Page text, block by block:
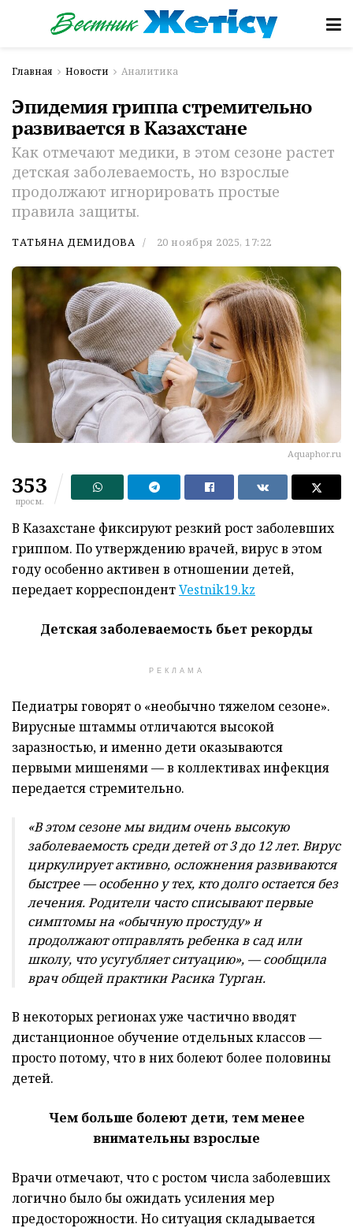
Главная Новости Аналитика
Эпидемия гриппа стремительно
развивается в Казахстане
Как отмечают медики, в этом сезоне растет
детская заболеваемость, но взрослые
продолжают игнорировать простые
правила защиты.
ТАТЬЯНА ДЕМИДОВА 20 ноября 2025, 17:22
Аquaphor.ru
353
просм.
В Казахстане фиксируют резкий рост заболевших
гриппом. По утверждению врачей, вирус в этом
году особенно активен в отношении детей,
передает корреспондентVestnik19.kz
Детская заболеваемость бьет рекорды
РЕКЛАМА
Педиатры говорят о «необычно тяжелом сезоне».
Вирусные штаммы отличаются высокой
заразностью, и именно дети оказываются
первыми мишенями — в коллективах инфекция
передается стремительно.
«В этом сезоне мы видим очень высокую
заболеваемость среди детей от 3 до 12 лет. Вирус
циркулирует активно, осложнения развиваются
быстрее — особенно у тех, кто долго остается без
лечения. Родители часто списывают первые
симптомы на «обычную простуду» и
продолжают отправлять ребенка в сад или
школу, что усугубляет ситуацию», — сообщила
врач общей практики Расика Турган.
В некоторых регионах уже частично вводят
дистанционное обучение отдельных классов —
просто потому, что в них болеют более половины
детей.
Чем больше болеют дети, тем менее
внимательны взрослые
Врачи отмечают, что с ростом числа заболевших
логично было бы ожидать усиления мер
предосторожности. Но ситуация складывается